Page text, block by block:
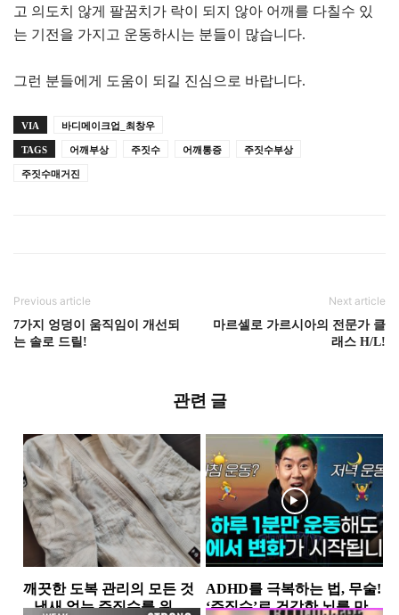
고 의도치 않게 팔꿈치가 락이 되지 않아 어깨를 다칠수 있
는 기전을 가지고 운동하시는 분들이 많습니다.
그런 분들에게 도움이 되길 진심으로 바랍니다.
VIA 바디메이크업_최창우
TAGS 어깨부상 주짓수 어깨통증 주짓수부상
주짓수매거진
Previous article
7가지 엉덩이 움직임이 개선되
는 솔로 드릴!
Next article
마르셀로 가르시아의 전문가 클
래스 H/L!
관련 글
깨끗한 도복 관리의 모든 것
– 냄새 없는 주짓수를 위한
ADHD를 극복하는 법, 무술!
‘주짓수’로 건강한 뇌를 만들